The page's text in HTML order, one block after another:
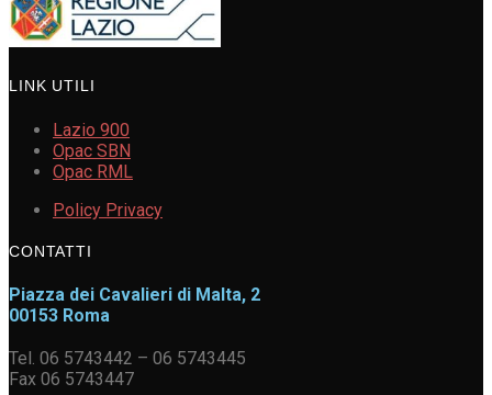
LINK UTILI
Lazio 900
Opac SBN
Opac RML
Policy Privacy
CONTATTI
Piazza dei Cavalieri di Malta, 2
00153 Roma
Tel. 06 5743442 – 06 5743445
Fax 06 5743447